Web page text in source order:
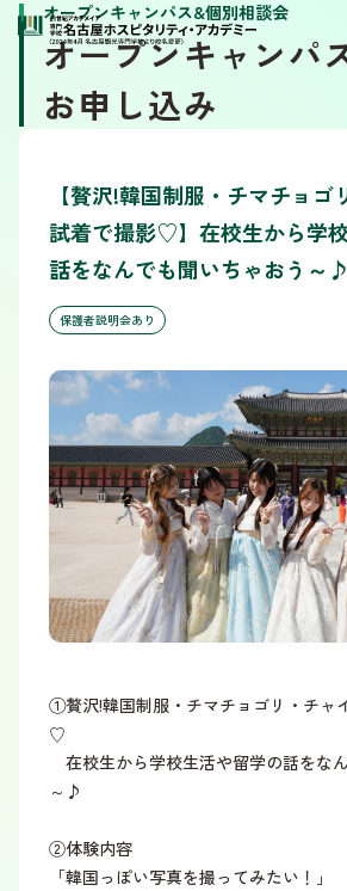
オープンキャンパス&個別相談会
オープンキャンパ
お申し込み
【贅沢!韓国制服・チマチョゴ
試着で撮影♡】在校生から学
話をなんでも聞いちゃおう～♪
保護者説明会あり
①贅沢!韓国制服・チマチョゴリ・チャ
♡
在校生から学校生活や留学の話をな
～♪
②体験内容
「韓国っぽい写真を撮ってみたい！」